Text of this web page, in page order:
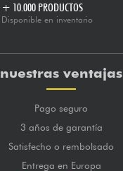
+ 10.000 PRODUCTOS
Disponible en inventario
nuestras ventajas
Pago seguro
3 años de garantía
Satisfecho o rembolsado
Entrega en Europa